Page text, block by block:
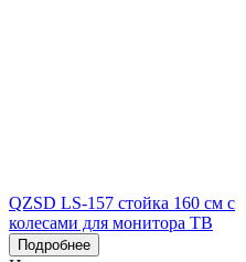
QZSD LS-157 стойка 160 см с
колесами для монитора ТВ
Подробнее